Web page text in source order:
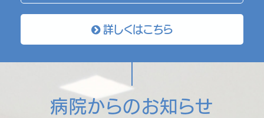
詳しくはこちら
病院からのお知らせ